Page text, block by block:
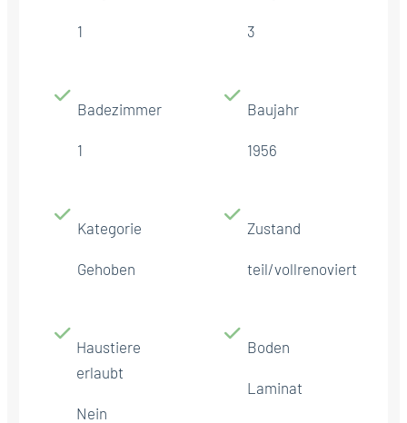
1 3
Badezimmer
1
Baujahr
1956
Kategorie
Gehoben
Zustand
teil/vollrenoviert
Haustiere
erlaubt
Nein
Boden
Laminat